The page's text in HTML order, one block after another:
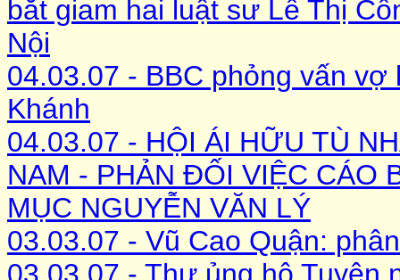
bắt giam hai luật sư Lê Thị
Nội
04.03.07 - BBC phỏng vấn
Khánh
04.03.07 - HỘI ÁI HỮU TÙ
NAM - PHẢN ĐỐI VIỆC CÁO
MỤC NGUYỄN VĂN LÝ
03.03.07 - Vũ Cao Quận: